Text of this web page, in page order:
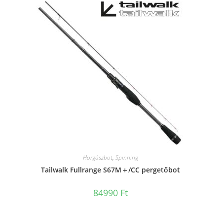
Horgászbot, Spinning
Tailwalk Fullrange S67M＋/CC pergetőbot
84990 Ft